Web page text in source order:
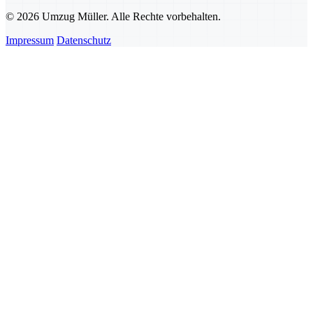
© 2026 Umzug Müller. Alle Rechte vorbehalten.
Impressum Datenschutz